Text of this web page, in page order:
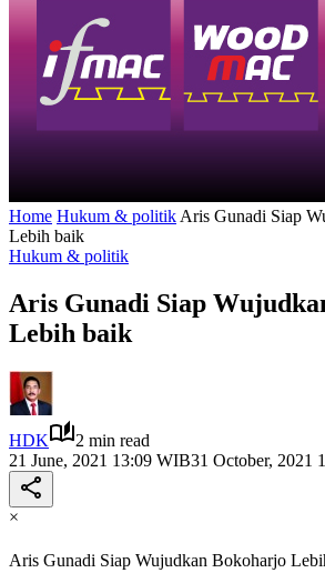
Home Hukum & politik Aris Gunadi Siap
Lebih baik
Hukum & politik
Aris Gunadi Siap
Lebih baik
HDK
2 min read
21 June, 2021 13:09 WIB31 October, 2021
×
Aris Gunadi Siap Wujudkan Bokoharjo